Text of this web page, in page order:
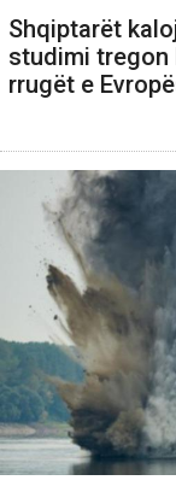
Shqiptarët
studimi tregon
rrugët e